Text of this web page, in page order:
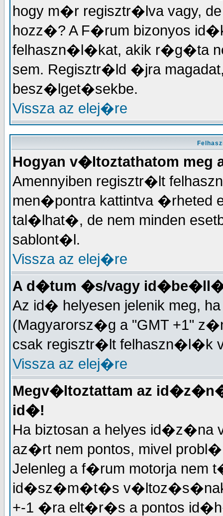
hogy m�r regisztr�lva vagy,
hozz�? A F�rum bizonyos
felhaszn�l�kat, akik r�g�ta
sem. Regisztr�ld �jra
besz�lget�sekbe.
Vissza az elej�re
Hogyan v�ltoztathatom
Amennyiben regisztr�lt
men�pontra kattintva �rheted
tal�lhat�, de nem minden
sablont�l.
Vissza az elej�re
A d�tum �s/vagy
Az id� helyesen jelenik meg,
(Magyarorsz�g a "GMT +1"
csak regisztr�lt felhaszn�l�k
Vissza az elej�re
Megv�ltoztattam az
id�!
Ha biztosan a helyes
az�rt nem pontos, mivel
Jelenleg a f�rum motorja
id�sz�m�t�s
+-1 �ra elt�r�s a pontos